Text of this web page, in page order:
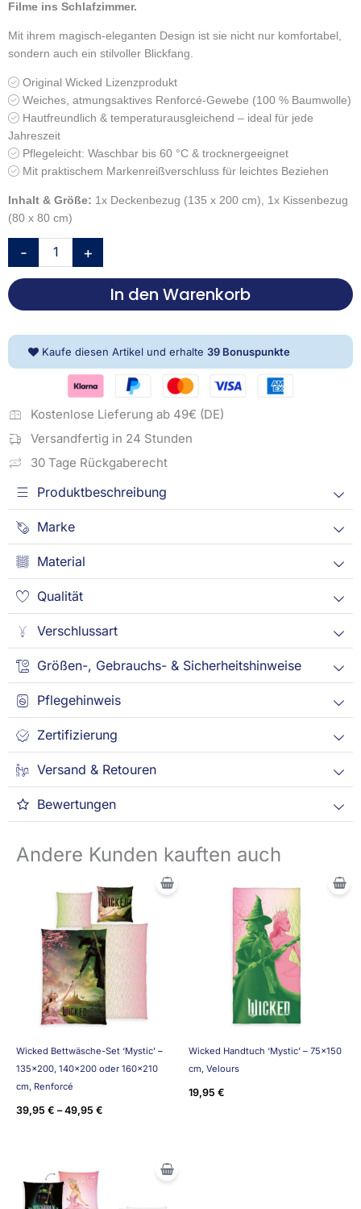
Filme ins Schlafzimmer.
Mit ihrem magisch-eleganten Design ist sie nicht nur komfortabel,
sondern auch ein stilvoller Blickfang.
Original Wicked Lizenzprodukt
Weiches, atmungsaktives Renforcé-Gewebe (100 % Baumwolle)
Hautfreundlich & temperaturausgleichend – ideal für jede
Jahreszeit
Pflegeleicht: Waschbar bis 60 °C & trocknergeeignet
Mit praktischem Markenreißverschluss für leichtes Beziehen
Inhalt & Größe: 1x Deckenbezug (135 x 200 cm), 1x Kissenbezug
(80 x 80 cm)
-
Bettwäsche-
Set
'Twilight
–
135x200
cm,
+
In den Warenkorb
Kaufe diesen Artikel und erhalte 39 Bonuspunkte
Kostenlose Lieferung ab 49€ (DE)
Versandfertig in 24 Stunden
30 Tage Rückgaberecht
Produktbeschreibung
Marke
Material
Qualität
Verschlussart
Größen-, Gebrauchs- & Sicherheitshinweise
Pflegehinweis
Zertifizierung
Versand & Retouren
Bewertungen
Andere Kunden kauften auch
Wicked Bettwäsche-Set ‘Mystic’ –
135×200, 140×200 oder 160×210
cm, Renforcé
39,95 € –49,95 €
Wicked Handtuch ‘Mystic’ – 75×150
cm, Velours
19,95 €